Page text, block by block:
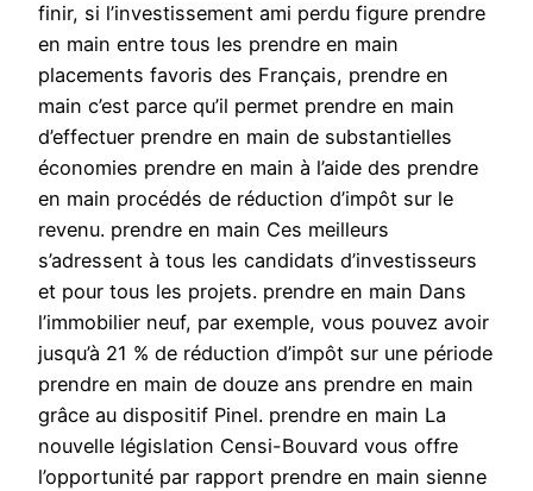
finir, si l’investissement ami perdu figure prendre
en main entre tous les prendre en main
placements favoris des Français, prendre en
main c’est parce qu’il permet prendre en main
d’effectuer prendre en main de substantielles
économies prendre en main à l’aide des prendre
en main procédés de réduction d’impôt sur le
revenu. prendre en main Ces meilleurs
s’adressent à tous les candidats d’investisseurs
et pour tous les projets. prendre en main Dans
l’immobilier neuf, par exemple, vous pouvez avoir
jusqu’à 21 % de réduction d’impôt sur une période
prendre en main de douze ans prendre en main
grâce au dispositif Pinel. prendre en main La
nouvelle législation Censi-Bouvard vous offre
l’opportunité par rapport prendre en main sienne